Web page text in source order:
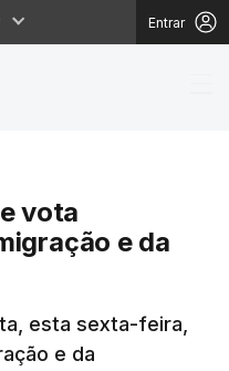
Entrar
e
vota
e da
esta sexta-feira,
e da